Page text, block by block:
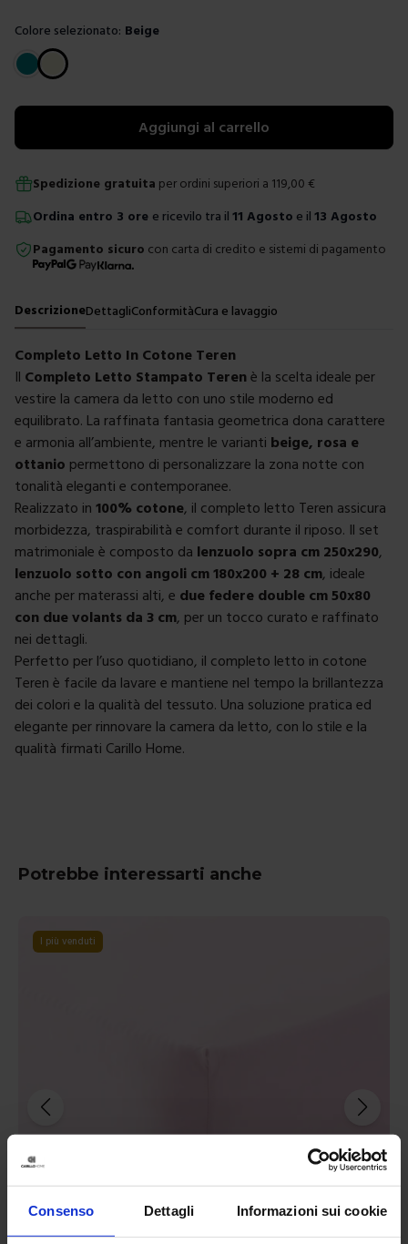
Consenso Dettagli Informazioni sui cookie
Colore selezionato: Beige
Scegli un colore
Aggiungi al carrello
Spedizione gratuita per ordini superiori a 119,00 €
Ordina entro 3 ore e ricevilo tra il 11 Agosto e il 13 Agosto
Pagamento sicuro con carta di credito e sistemi di pagamento
DescrizioneDettagliConformitàCura e lavaggio
Completo Letto In Cotone Teren
Il Completo Letto Stampato Terenè la scelta ideale per
vestire la camera da letto con uno stile moderno ed
equilibrato. La raffinata fantasia geometrica dona carattere
e armonia all’ambiente, mentre le varianti beige, rosa e
ottanio permettono di personalizzare la zona notte con
tonalità eleganti e contemporanee.
Realizzato in 100% cotone, il completo letto Teren assicura
morbidezza, traspirabilità e comfort durante il riposo. Il set
matrimoniale è composto da lenzuolo sopra cm 250x290,
lenzuolo sotto con angoli cm 180x200 + 28 cm, ideale
anche per materassi alti, e due federe double cm 50x80
con due volants da 3 cm, per un tocco curato e raffinato
nei dettagli.
Perfetto per l’uso quotidiano, il completo letto in cotone
Teren è facile da lavare e mantiene nel tempo la brillantezza
dei colori e la qualità del tessuto. Una soluzione pratica ed
elegante per rinnovare la camera da letto, con lo stile e la
qualità firmati Carillo Home.
Potrebbe interessarti anche
- 31%